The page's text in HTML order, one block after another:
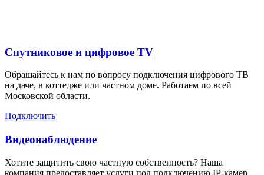
Спутниковое и цифровое TV
Обращайтесь к нам по вопросу подключения цифрового ТВ
на даче, в коттедже или частном доме. Работаем по всей
Московской области.
Подключить
Видеонаблюдение
Хотите защитить свою частную собственность? Наша